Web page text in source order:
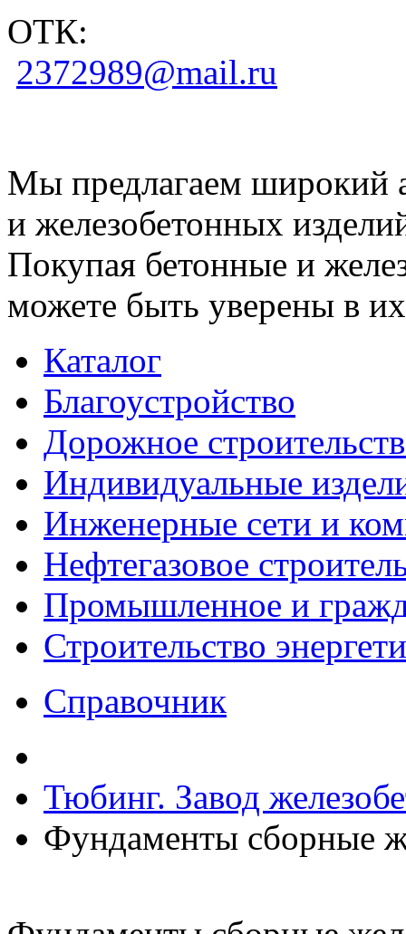
ОТК:
2372989@mail.ru
Мы предлагаем широкий
и железобетонных
Покупая бетонные и
можете быть уверены в их
Каталог
Благоустройство
Дорожное
Индивидуальные
Инженерные сети и
Нефтегазовое
Промышленное и
Строительство
Справочник
Тюбинг. Завод
Фундаменты сборные